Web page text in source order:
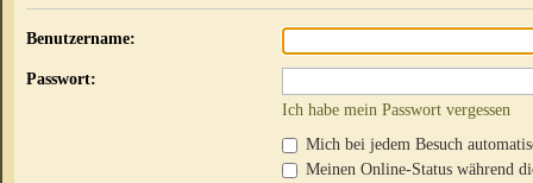
Benutzername:
Passwort:
Ich habe mein Passwort vergessen
Mich bei jedem Besuch
Meinen Online-Status während